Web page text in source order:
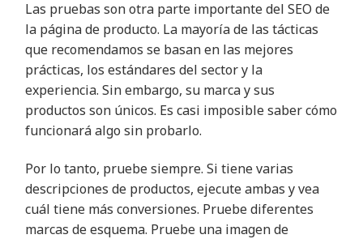
Las pruebas son otra parte importante del SEO de
la página de producto. La mayoría de las tácticas
que recomendamos se basan en las mejores
prácticas, los estándares del sector y la
experiencia. Sin embargo, su marca y sus
productos son únicos. Es casi imposible saber cómo
funcionará algo sin probarlo.
Por lo tanto, pruebe siempre. Si tiene varias
descripciones de productos, ejecute ambas y vea
cuál tiene más conversiones. Pruebe diferentes
marcas de esquema. Pruebe una imagen de